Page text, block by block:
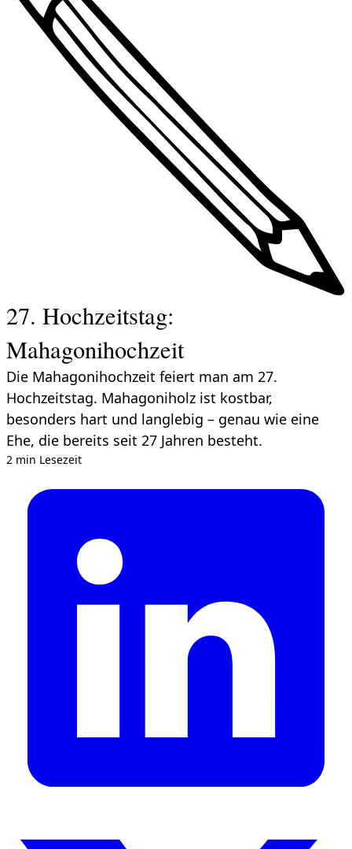
27. Hochzeitstag:
Mahagonihochzeit
Die Mahagonihochzeit feiert man am 27.
Hochzeitstag. Mahagoniholz ist kostbar,
besonders hart und langlebig – genau wie eine
Ehe, die bereits seit 27 Jahren besteht.
2 min Lesezeit